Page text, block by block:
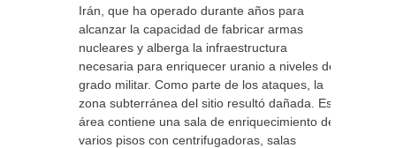
Irán, que ha operado durante años para
alcanzar la capacidad de fabricar armas
nucleares y alberga la infraestructura
necesaria para enriquecer uranio a niveles de
grado militar. Como parte de los ataques, la
zona subterránea del sitio resultó dañada. Esta
área contiene una sala de enriquecimiento de
varios pisos con centrifugadoras, salas